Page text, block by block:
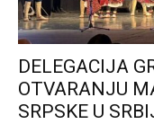
DELEGACIJA
OTVARANJU
SRPSKE U